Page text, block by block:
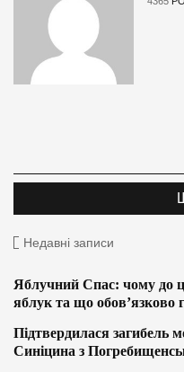
Недавні записи
Яблучний Спас: чому до
яблук та що обов’язково
Підтвердилася загибель
Синіцина з